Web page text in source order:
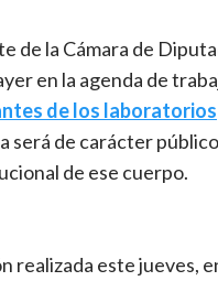
de la Cámara de
en la agenda de
de los laboratorios
será de carácter
de ese cuerpo.
realizada este jueves,